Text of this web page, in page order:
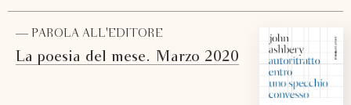
— PAROLA ALL'EDITORE
La poesia del mese. Marzo 2020